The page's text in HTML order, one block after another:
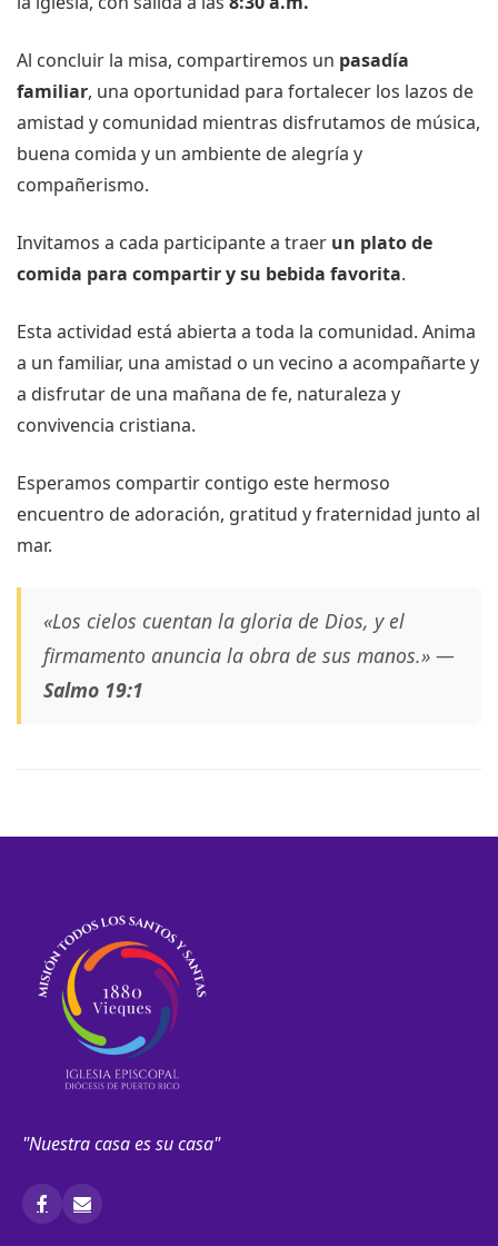
Al concluir la misa, compartiremos un pasadía
familiar, una oportunidad para fortalecer los lazos de
amistad y comunidad mientras disfrutamos de música,
buena comida y un ambiente de alegría y
compañerismo.
Invitamos a cada participante a traer un plato de
comida para compartir y su bebida favorita.
Esta actividad está abierta a toda la comunidad. Anima
a un familiar, una amistad o un vecino a acompañarte y
a disfrutar de una mañana de fe, naturaleza y
convivencia cristiana.
Esperamos compartir contigo este hermoso
encuentro de adoración, gratitud y fraternidad junto al
mar.
«Los cielos cuentan la gloria de Dios, y el
firmamento anuncia la obra de sus manos.» —
Salmo 19:1
de
"Nuestra casa es su casa"